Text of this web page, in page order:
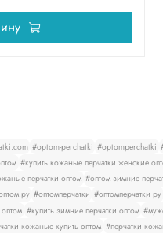
#optom-perchatki #optomperchatki
#купить кожаные перчатки женские
перчатки оптом #оптом зимние
#оптомперчатки #оптомперчатки ру
#купить зимние перчатки оптом
кожаные купить оптом #перчатки